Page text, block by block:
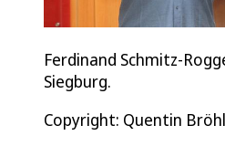
Ferdinand Schmitz-
Siegburg.
Copyright: Quentin Bröhl